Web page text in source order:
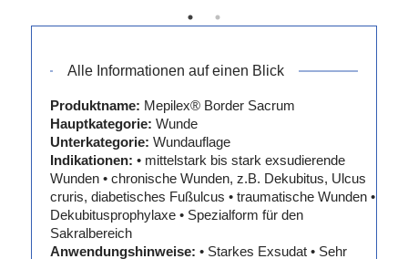
Alle Informationen auf einen Blick
Produktname: Mepilex® Border Sacrum
Hauptkategorie: Wunde
Unterkategorie: Wundauflage
Indikationen: • mittelstark bis stark exsudierende
Wunden • chronische Wunden, z.B. Dekubitus, Ulcus
cruris, diabetisches Fußulcus • traumatische Wunden •
Dekubitusprophylaxe • Spezialform für den
Sakralbereich
Anwendungshinweise: • Starkes Exsudat • Sehr